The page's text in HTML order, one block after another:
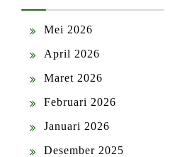
Mei 2026
April 2026
Maret 2026
Februari 2026
Januari 2026
Desember 2025